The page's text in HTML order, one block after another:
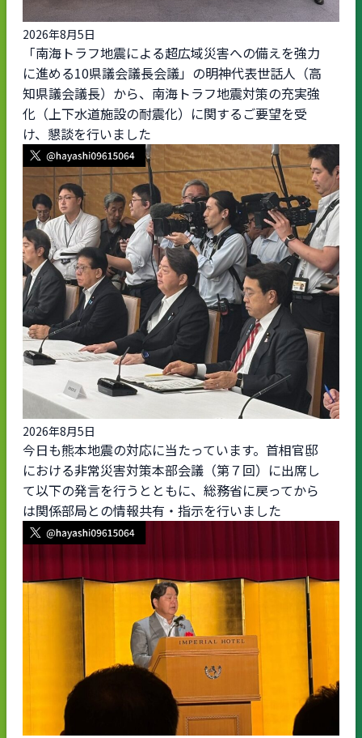
2026年8月5日
「南海トラフ地震による超広域災害への備えを強力
に進める10県議会議長会議」の明神代表世話人（高
知県議会議長）から、南海トラフ地震対策の充実強
化（上下水道施設の耐震化）に関するご要望を受
け、懇談を行いました
2026年8月5日
今日も熊本地震の対応に当たっています。首相官邸
における非常災害対策本部会議（第７回）に出席し
て以下の発言を行うとともに、総務省に戻ってから
は関係部局との情報共有・指示を行いました